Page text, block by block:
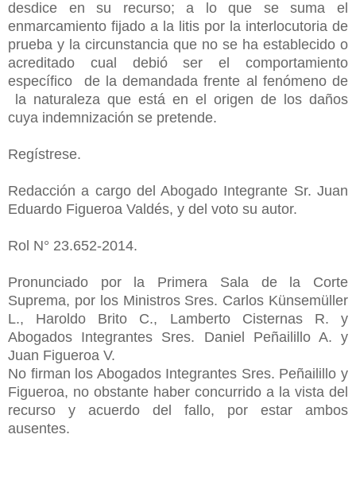
desdice en su recurso; a lo que se suma el
enmarcamiento fijado a la litis por la interlocutoria de
prueba y la circunstancia que no se ha establecido o
acreditado cual debió ser el comportamiento
específico de la demandada frente al fenómeno de
la naturaleza que está en el origen de los daños
cuya indemnización se pretende.
Regístrese.
Redacción a cargo del Abogado Integrante Sr. Juan
Eduardo Figueroa Valdés, y del voto su autor.
Rol N° 23.652-2014.
Pronunciado por la Primera Sala de la Corte
Suprema, por los Ministros Sres. Carlos Künsemüller
L., Haroldo Brito C., Lamberto Cisternas R. y
Abogados Integrantes Sres. Daniel Peñailillo A. y
Juan Figueroa V.
No firman los Abogados Integrantes Sres. Peñailillo y
Figueroa, no obstante haber concurrido a la vista del
recurso y acuerdo del fallo, por estar ambos
ausentes.